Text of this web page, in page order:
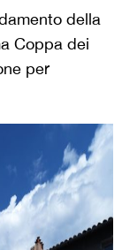
della
Coppa dei
per